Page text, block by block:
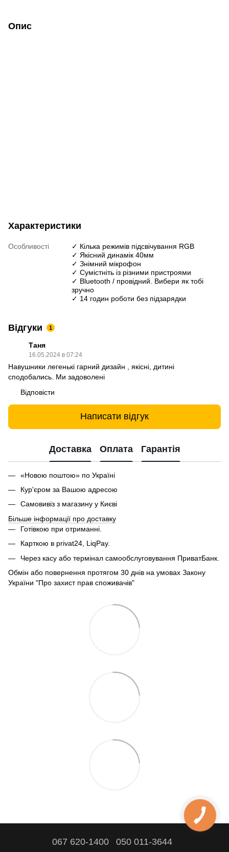
Опис
Характеристики
Особливості
✓ Кілька режимів підсвічування RGB
✓ Якісний динамік 40мм
✓ Знімний мікрофон
✓ Сумістніть із різними пристроями
✓ Bluetooth / провідний. Вибери як тобі
зручно
✓ 14 годин роботи без підзарядки
Відгуки 1
Таня
16.05.2024 в 07:24
Навушники легенькі гарний дизайн , якісні, дитині
сподобались. Ми задоволені
Відповісти
Написати відгук
Доставка Оплата Гарантія
«Новою поштою» по Україні
Кур'єром за Вашою адресою
Самовивіз з магазину у Києві
Більше інформації про доставку
Готівкою при отриманні.
Карткою в privat24, LiqPay.
Через касу або термінал самообслуговування ПриватБанк.
Обмін або повернення протягом 30 днів на умовах Закону
України "Про захист прав споживачів"
067 620-1400 050 011-3644